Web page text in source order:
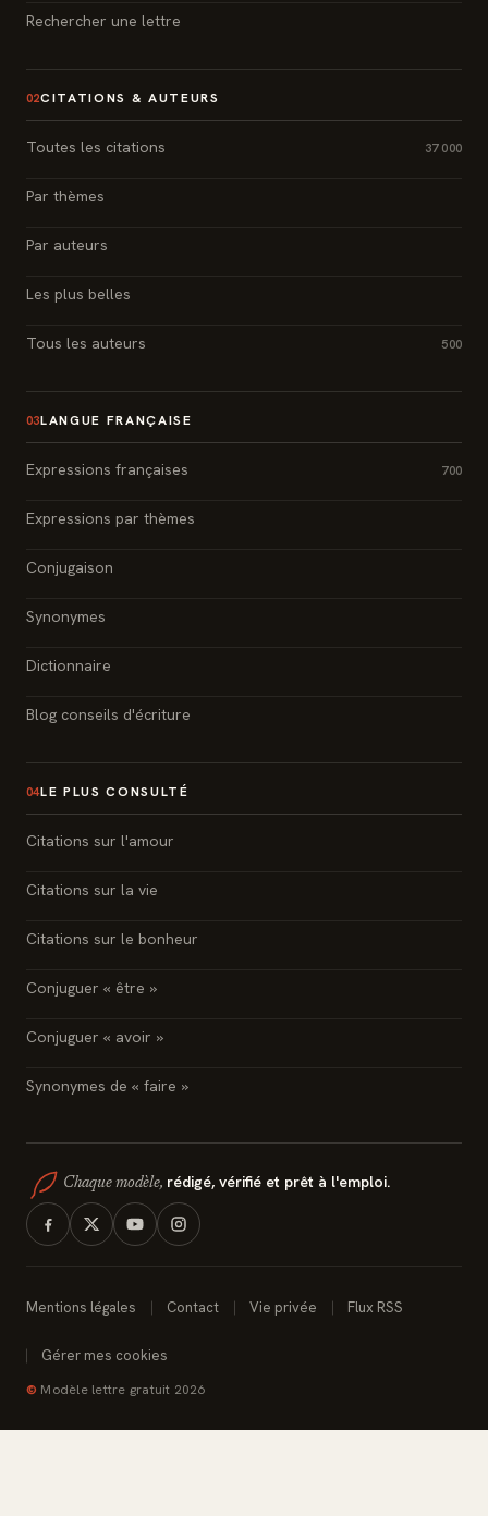
Rechercher une lettre
02CITATIONS & AUTEURS
Toutes les citations 37 000
Par thèmes
Par auteurs
Les plus belles
Tous les auteurs 500
03LANGUE FRANÇAISE
Expressions françaises 700
Expressions par thèmes
Conjugaison
Synonymes
Dictionnaire
Blog conseils d'écriture
04LE PLUS CONSULTÉ
Citations sur l'amour
Citations sur la vie
Citations sur le bonheur
Conjuguer « être »
Conjuguer « avoir »
Synonymes de « faire »
Chaque modèle, rédigé, vérifié et prêt à l'emploi.
Mentions légales Contact Vie privée Flux RSS
Gérer mes cookies
© Modèle lettre gratuit 2026